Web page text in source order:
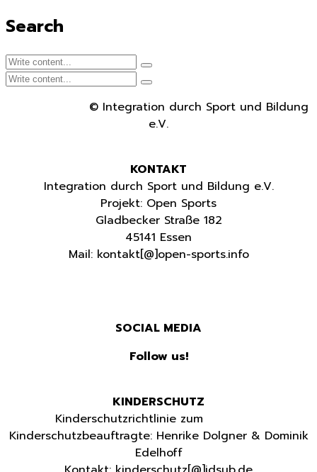
Search
© Integration durch Sport und Bildung
e.V.
KONTAKT
Integration durch Sport und Bildung e.V.
Projekt: Open Sports
Gladbecker Straße 182
45141 Essen
Mail: kontakt[@]open-sports.info
SOCIAL MEDIA
Follow us!
KINDERSCHUTZ
Kinderschutzrichtlinie zum
Kinderschutzbeauftragte: Henrike Dolgner & Dominik
Edelhoff